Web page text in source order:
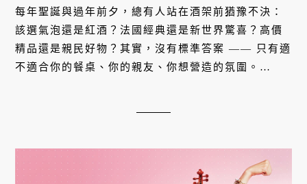
每年聖誕與過年前夕，總有人站在酒架前猶豫不決：
該選氣泡還是紅酒？法國經典還是新世界驚喜？高價
精品還是親民好物？其實，沒有標準答案 —— 只有適
不適合你的餐桌、你的親友、你想營造的氛圍。